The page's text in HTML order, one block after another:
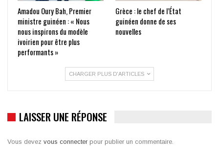
Amadou Oury Bah, Premier
ministre guinéen : « Nous
nous inspirons du modèle
ivoirien pour être plus
performants »
Grèce : le chef de l’État
guinéen donne de ses
nouvelles
CHARGER PLUS D'ARTICLES
LAISSER UNE RÉPONSE
Vous devez vous connecter pour publier un commentaire.